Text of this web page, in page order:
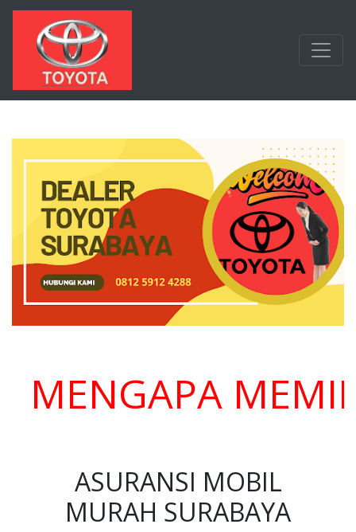
Langsung ke konten utama
MEMILIH
ASURANSI MOBIL
MURAH SURABAYA